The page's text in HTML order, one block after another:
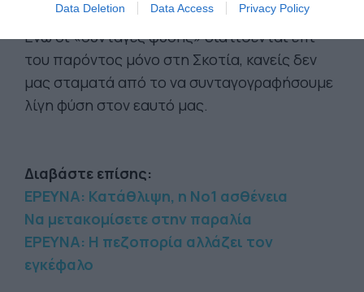
Data Deletion Data Access Privacy Policy
Ενώ οι «συνταγές φύσης» διατίθενται επί
του παρόντος μόνο στη Σκοτία, κανείς δεν
μας σταματά από το να συνταγογραφήσουμε
λίγη φύση στον εαυτό μας.
Διαβάστε επίσης:
ΕΡΕΥΝΑ: Κατάθλιψη, η Νο1 ασθένεια
Να μετακομίσετε στην παραλία
ΕΡΕΥΝΑ: Η πεζοπορία αλλάζει τον
εγκέφαλο